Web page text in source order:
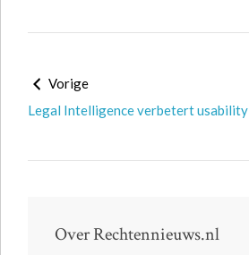
Vorige
Legal Intelligence verbetert usability
Over Rechtennieuws.nl